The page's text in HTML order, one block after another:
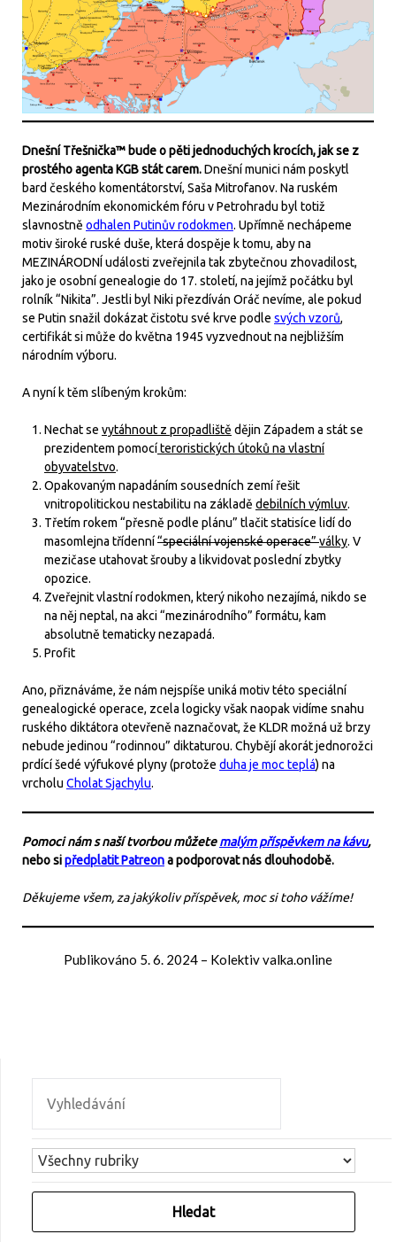
Dnešní Třešnička™ bude o pěti jednoduchých krocích, jak se z
prostého agenta KGB stát carem.Dnešní munici nám poskytl
bard českého komentátorství, Saša Mitrofanov. Na ruském
Mezinárodním ekonomickém fóru v Petrohradu byl totiž
slavnostně odhalen Putinův rodokmen. Upřímně nechápeme
motiv široké ruské duše, která dospěje k tomu, aby na
MEZINÁRODNÍ události zveřejnila tak zbytečnou zhovadilost,
jako je osobní genealogie do 17. století, na jejímž počátku byl
rolník “Nikita”. Jestli byl Niki přezdíván Oráč nevíme, ale pokud
se Putin snažil dokázat čistotu své krve podle svých vzorů,
certifikát si může do května 1945 vyzvednout na nejbližším
národním výboru.
A nyní k těm slíbeným krokům:
Nechat se vytáhnout z propadliště dějin Západem a stát se
prezidentem pomocíteroristických útoků na vlastní
obyvatelstvo.
Opakovaným napadáním sousedních zemí řešit
vnitropolitickou nestabilitu na základě debilních výmluv.
Třetím rokem “přesně podle plánu” tlačit statisíce lidí do
masomlejna třídenní“speciální vojenské operace”války. V
mezičase utahovat šrouby a likvidovat poslední zbytky
opozice.
Zveřejnit vlastní rodokmen, který nikoho nezajímá, nikdo se
na něj neptal, na akci “mezinárodního” formátu, kam
absolutně tematicky nezapadá.
Profit
Ano, přiznáváme, že nám nejspíše uniká motiv této speciální
genealogické operace, zcela logicky však naopak vidíme snahu
ruského diktátora otevřeně naznačovat, že KLDR možná už brzy
nebude jedinou “rodinnou” diktaturou. Chybějí akorát jednorožci
prdící šedé výfukové plyny (protože duha je moc teplá) na
vrcholu Cholat Sjachylu.
Pomoci nám s naší tvorbou můžetemalým příspěvkem na kávu,
nebo sipředplatit Patreona podporovat nás dlouhodobě.
Děkujeme všem, za jakýkoliv příspěvek, moc si toho vážíme!
Publikováno 5. 6. 2024 – Kolektiv valka.online